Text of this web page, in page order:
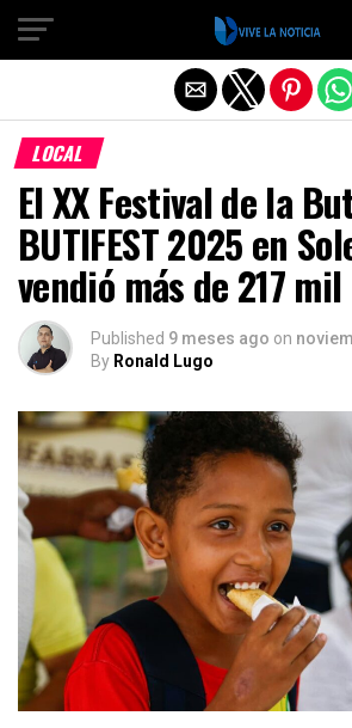
LOCAL
El XX Festival de la
BUTIFEST 2025 en
vendió más de 217
Published 9 meses ago on
By Ronald Lugo
Salir de la versión